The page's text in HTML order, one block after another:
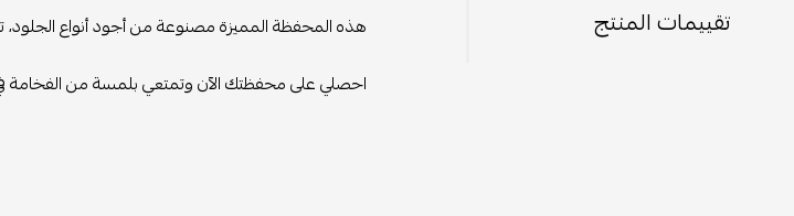
تقييمات المنتج
هذه المحفظة المميزة مصنوعة من أجود أنواع الجلود،
احصلي على محفظتك الآن وتمتعي بلمسة من الفخامة في